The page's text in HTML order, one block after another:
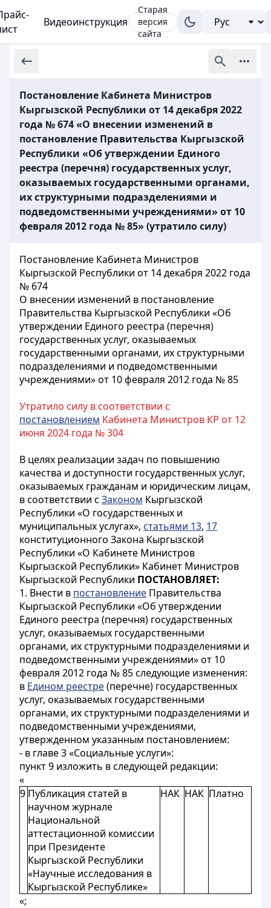
Видеоинструкция
Старая
версия
сайта
Постановление Кабинета Министров
Кыргызской Республики от 14 декабря 2022
года № 674 «О внесении изменений в
постановление Правительства Кыргызской
Республики «Об утверждении Единого
реестра (перечня) государственных услуг,
оказываемых государственными органами,
их структурными подразделениями и
подведомственными учреждениями» от 10
февраля 2012 года № 85» (утратило силу)
Постановление Кабинета Министров
Кыргызской Республики от 14 декабря 2022 года
№ 674
О внесении изменений в постановление
Правительства Кыргызской Республики «Об
утверждении Единого реестра (перечня)
государственных услуг, оказываемых
государственными органами, их структурными
подразделениями и подведомственными
учреждениями» от 10 февраля 2012 года № 85
Утратило силу в соответствии с
постановлением Кабинета Министров КР от 12
июня 2024 года № 304
В целях реализации задач по повышению
качества и доступности государственных услуг,
оказываемых гражданам и юридическим лицам,
в соответствии с Законом Кыргызской
Республики «О государственных и
муниципальных услугах», статьями 13, 17
конституционного Закона Кыргызской
Республики «О Кабинете Министров
Кыргызской Республики» Кабинет Министров
Кыргызской Республики ПОСТАНОВЛЯЕТ:
1. Внести в постановление Правительства
Кыргызской Республики «Об утверждении
Единого реестра (перечня) государственных
услуг, оказываемых государственными
органами, их структурными подразделениями и
подведомственными учреждениями» от 10
февраля 2012 года № 85 следующие изменения:
в Едином реестре(перечне) государственных
услуг, оказываемых государственными
органами, их структурными подразделениями и
подведомственными учреждениями,
утвержденном указанным постановлением:
- в главе 3 «Социальные услуги»:
пункт 9 изложить в следующей редакции:
«
9 Публикация статей в
научном журнале
Национальной
аттестационной комиссии
при Президенте
Кыргызской Республики
«Научные исследования в
Кыргызской Республике»
НАК НАК Платно
«;